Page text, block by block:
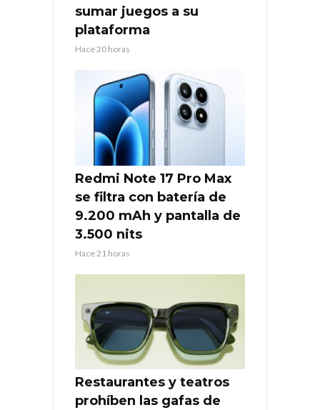
sumar juegos a su
plataforma
Hace 20 horas
Redmi Note 17 Pro Max
se filtra con batería de
9.200 mAh y pantalla de
3.500 nits
Hace 21 horas
Restaurantes y teatros
prohíben las gafas de